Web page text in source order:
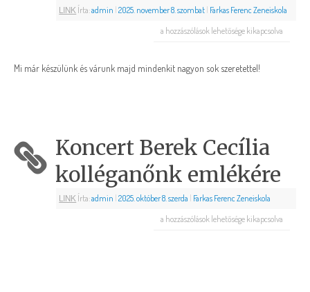
LINK Írta:admin | 2025. november 8. szombat | Farkas Ferenc Zeneiskola
a hozzászólások lehetősége kikapcsolva
Mi már készülünk és várunk majd mindenkit nagyon sok szeretettel!
Koncert Berek Cecília
kolléganőnk emlékére
LINK Írta:admin 2025. október 8. szerda Farkas Ferenc Zeneiskola
a hozzászólások lehetősége kikapcsolva